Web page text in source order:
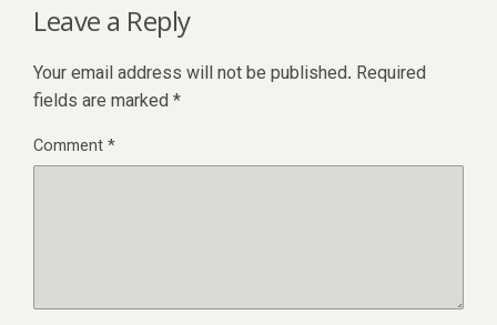
Leave a Reply
Your email address will not be published. Required
fields are marked *
Comment*